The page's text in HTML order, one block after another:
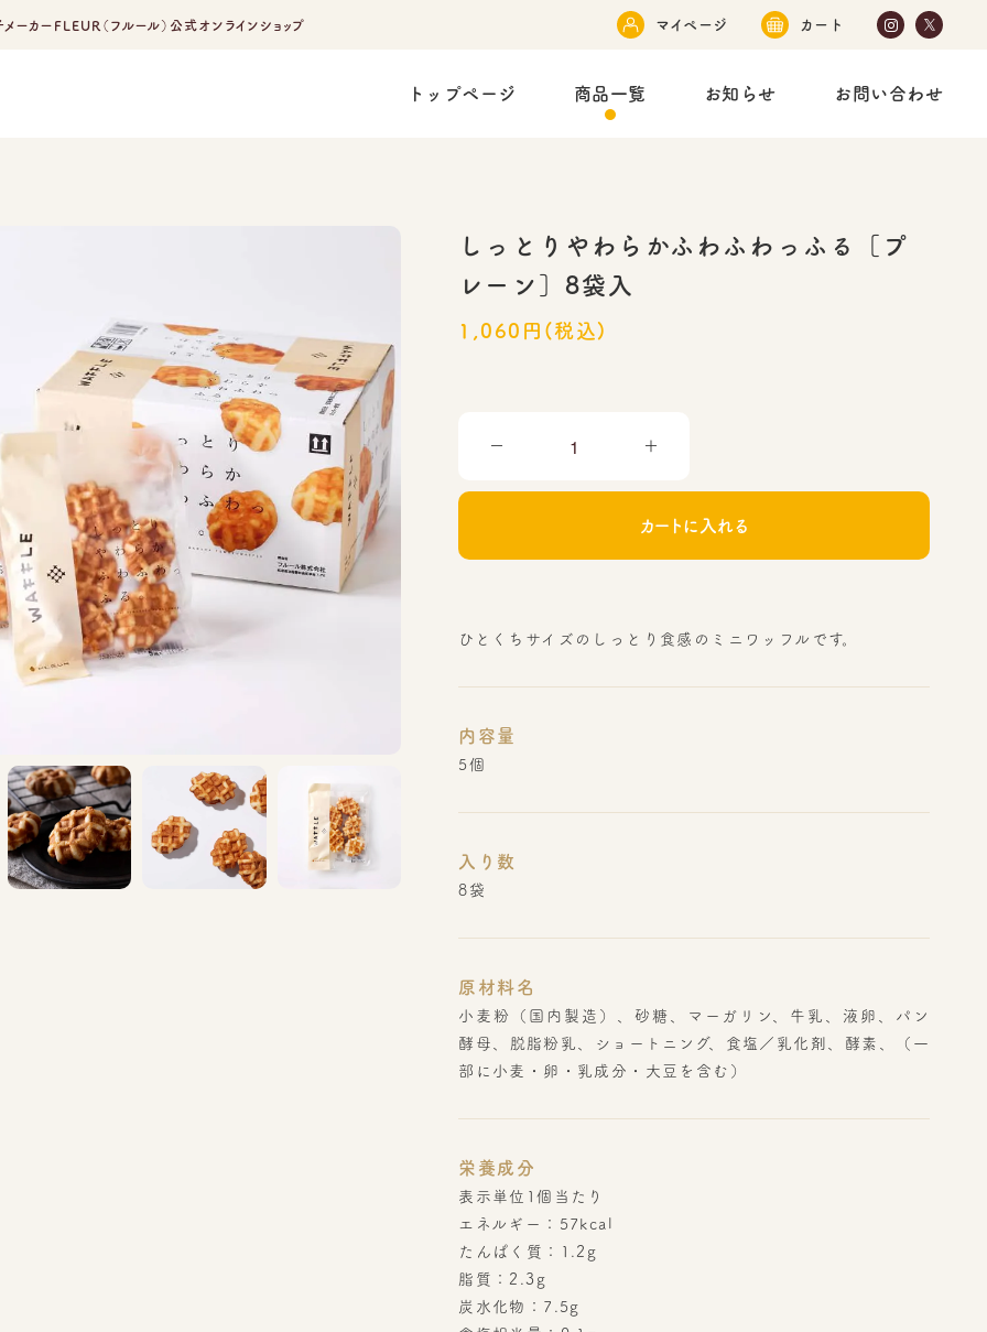
ーカーFLEUR（フルール）公式オンラインショップ マイページ カート
トップページ 商品一覧 お知らせ お問い合わせ
しっとりやわらかふわふわっふる［プ
レーン］8袋入
1,060円(税込)
－ ＋
カートに入れる
ひとくちサイズのしっとり食感のミニワッフルです。
内容量
5個
入り数
8袋
原材料名
小麦粉（国内製造）、砂糖、マーガリン、牛乳、液卵、パン
酵母、脱脂粉乳、ショートニング、食塩／乳化剤、酵素、（一
部に小麦・卵・乳成分・大豆を含む）
栄養成分
表示単位1個当たり
エネルギー：57kcal
たんぱく質：1.2g
脂質：2.3g
炭水化物：7.5g